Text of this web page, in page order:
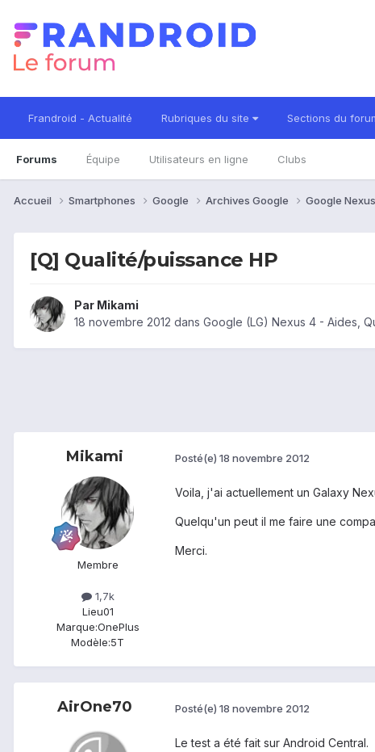
Frandroid - Actualité Rubriques du site Sections du
Forums Équipe Utilisateurs en ligne Clubs
Accueil Smartphones Google Archives Google Google Nexus
[Q] Qualité/puissance HP
Par Mikami
18 novembre 2012 dans Google (LG) Nexus 4 - Aides,
Mikami
Membre
1,7k
Lieu01
Marque:OnePlus
Modèle:5T
Posté(e) 18 novembre 2012
Voila, j'ai actuellement un Galaxy
Quelqu'un peut il me faire une
Merci.
AirOne70 Posté(e) 18 novembre 2012
Le test a été fait sur Android Central.